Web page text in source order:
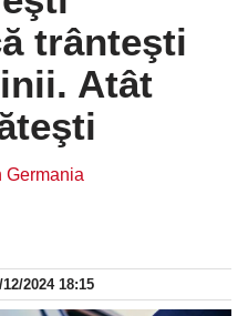
trânteşti
Atât
Germania
12/2024 18:15